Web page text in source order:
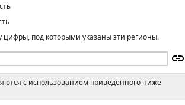
цифры, под которыми указаны эти регионы.
с использованием приведённого ниже